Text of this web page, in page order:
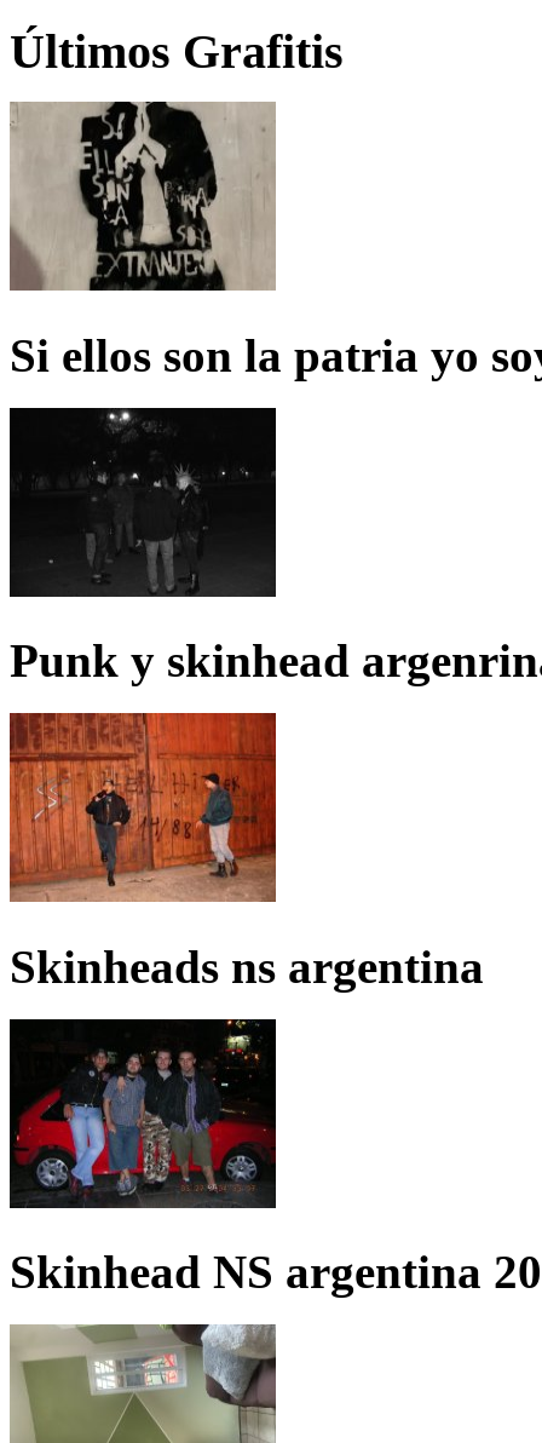
Últimos Grafitis
Si ellos son la patria yo
Punk y skinhead
Skinheads ns argentina
Skinhead NS argentina